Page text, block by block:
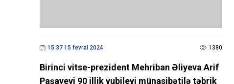
15:37 15 fevral 2024 1380
Birinci vitse-prezident Mehriban Əliyeva Arif
Paşayevi 90 illik yubileyi münasibətilə təbrik